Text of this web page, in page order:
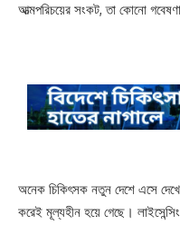
আত্মপরিচয়ের সংকট, তা কোনো
অনেক চিকিৎসক নতুন দেশে এসে
করেই মূল্যহীন হয়ে গেছে। লাইসেন্সিং